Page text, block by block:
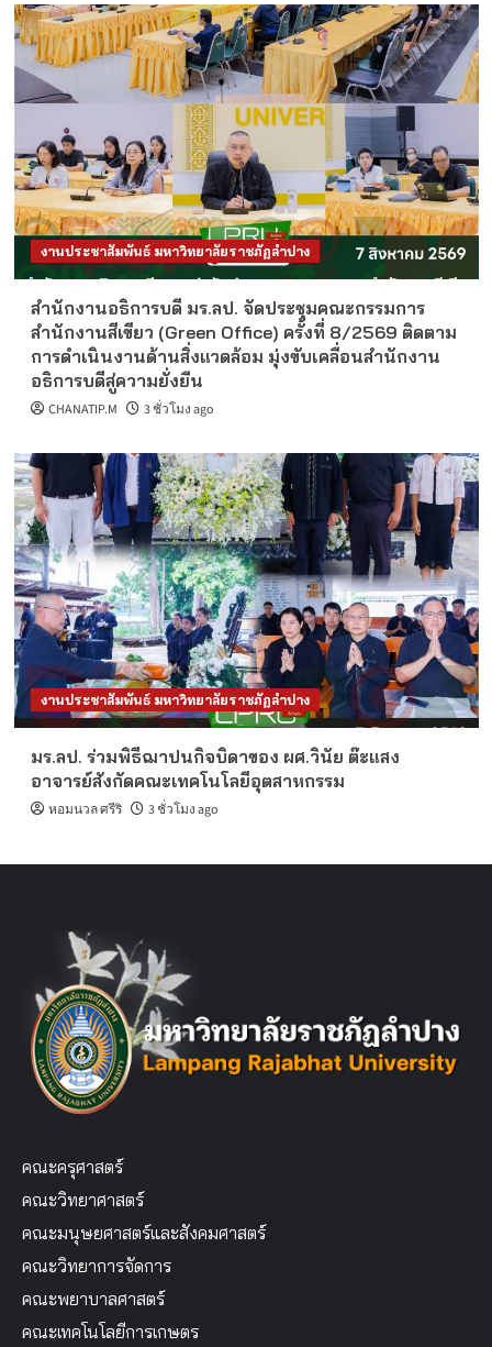
งานประชาสัมพันธ์ มหาวิทยาลัยราชภัฏลำปาง
สำนักงานอธิการบดี มร.ลป. จัดประชุมคณะกรรมการ
สำนักงานสีเขียว (Green Office) ครั้งที่ 8/2569 ติดตาม
การดำเนินงานด้านสิ่งแวดล้อม มุ่งขับเคลื่อนสำนักงาน
อธิการบดีสู่ความยั่งยืน
CHANATIP.M 3 ชั่วโมง ago
งานประชาสัมพันธ์ มหาวิทยาลัยราชภัฏลำปาง
มร.ลป. ร่วมพิธีฌาปนกิจบิดาของ ผศ.วินัย ต๊ะแสง
อาจารย์สังกัดคณะเทคโนโลยีอุตสาหกรรม
หอมนวล ศรีริ 3 ชั่วโมง ago
คณะครุศาสตร์
คณะวิทยาศาสตร์
คณะมนุษยศาสตร์และสังคมศาสตร์
คณะวิทยาการจัดการ
คณะพยาบาลศาสตร์
คณะเทคโนโลยีการเกษตร